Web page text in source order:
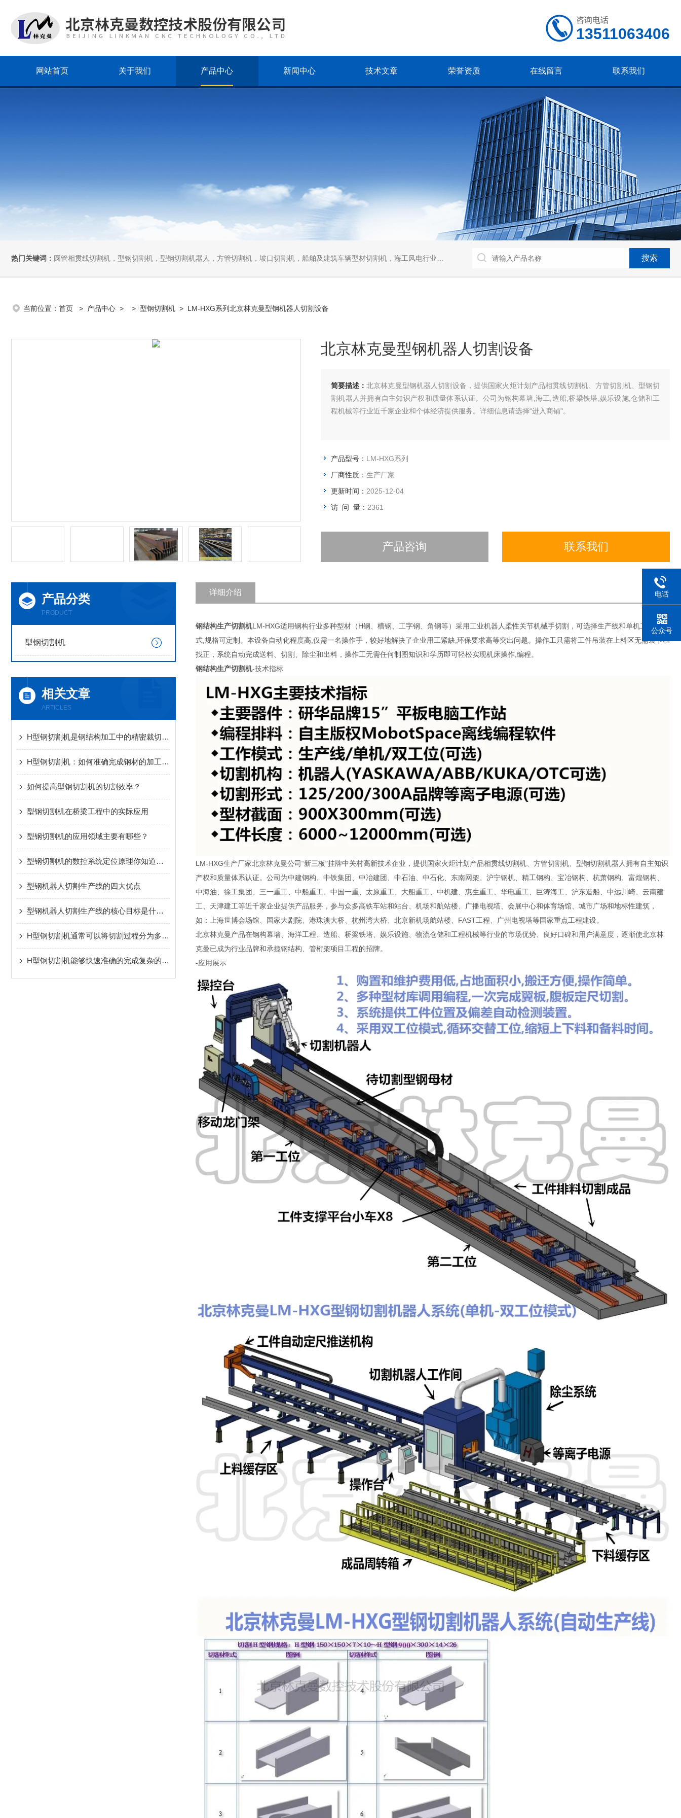
咨询电话
13511063406
网站首页 关于我们 产品中心 新闻中心 技术文章 荣誉资质 在线留言 联系我们
热门关键词： 圆管相贯线切割机，型钢切割机，型钢切割机器人，方管切割机，坡口切割机，船舶及建筑车辆型材切割机，海工风电行业相贯线切割机，离线编程软件
当前位置： 首页 > 产品中心 > > 型钢切割机 > LM-HXG系列北京林克曼型钢机器人切割设备
北京林克曼型钢机器人切割设备
简要描述： 北京林克曼型钢机器人切割设备，提供国家火炬计划产品相贯线切割机、方管切割机、型钢切
割机器人并拥有自主知识产权和质量体系认证。公司为钢构幕墙,海工,造船,桥梁铁塔,娱乐设施,仓储和工
程机械等行业近千家企业和个体经济提供服务。详细信息请选择“进入商铺"。
产品型号： LM-HXG系列
厂商性质： 生产厂家
更新时间： 2025-12-04
访 问 量： 2361
产品咨询 联系我们
产品分类
PRODUCT
型钢切割机
相关文章
ARTICLES
H型钢切割机是钢结构加工中的精密裁切设备
H型钢切割机：如何准确完成钢材的加工任务？
如何提高型钢切割机的切割效率？
型钢切割机在桥梁工程中的实际应用
型钢切割机的应用领域主要有哪些？
型钢切割机的数控系统定位原理你知道吗？
型钢机器人切割生产线的四大优点
型钢机器人切割生产线的核心目标是什么？
H型钢切割机通常可以将切割过程分为多个环节
H型钢切割机能够快速准确的完成复杂的切割任务
详细介绍
钢结构生产切割机LM-HXG适用钢构行业多种型材（H钢、槽钢、工字钢、角钢等）采用工业机器人柔性关节机械手切割，可选择生产线和单机工作模
式,规格可定制。本设备自动化程度高,仅需一名操作手，较好地解决了企业用工紧缺,环保要求高等突出问题。操作工只需将工件吊装在上料区无需装卡和
找正，系统自动完成送料、切割、除尘和出料，操作工无需任何制图知识和学历即可轻松实现机床操作,编程。
钢结构生产切割机-技术指标
LM-HXG生产厂家北京林克曼公司“新三板"挂牌中关村高新技术企业，提供国家火炬计划产品相贯线切割机、方管切割机、型钢切割机器人拥有自主知识
产权和质量体系认证。公司为中建钢构、中铁集团、中冶建团、中石油、中石化、东南网架、沪宁钢机、精工钢构、宝冶钢构、杭萧钢构、富煌钢构、
中海油、徐工集团、三一重工、中船重工、中国一重、太原重工、大船重工、中机建、惠生重工、华电重工、巨涛海工、沪东造船、中远川崎、云南建
工、天津建工等近千家企业提供产品服务，参与众多高铁车站和站台、机场和航站楼、广播电视塔、会展中心和体育场馆、城市广场和地标性建筑，
如：上海世博会场馆、国家大剧院、港珠澳大桥、杭州湾大桥、北京新机场航站楼、FAST工程、广州电视塔等国家重点工程建设。
北京林克曼产品在钢构幕墙、海洋工程、造船、桥梁铁塔、娱乐设施、物流仓储和工程机械等行业的市场优势、良好口碑和用户满意度，逐渐使北京林
克曼已成为行业品牌和承揽钢结构、管桁架项目工程的招牌。
-应用展示
电话
公众号